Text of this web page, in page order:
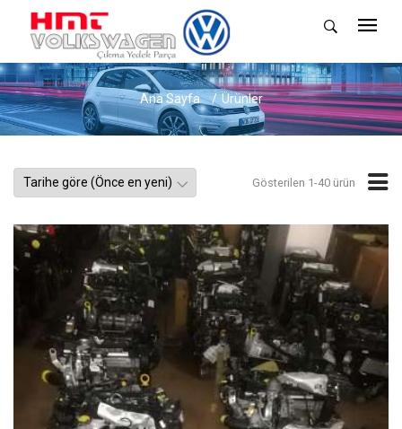
Ana Sayfa Ürünler
Gösterilen 1-40 ürün